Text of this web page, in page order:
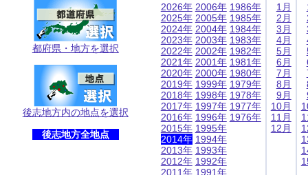
都府県・地方を選択
後志地方内の地点を選択
後志地方全地点
2026年
2025年
2024年
2023年
2022年
2021年
2020年
2019年
2018年
2017年
2016年
2015年
2014年
2013年
2012年
2011年
2006年
2005年
2004年
2003年
2002年
2001年
2000年
1999年
1998年
1997年
1996年
1995年
1994年
1993年
1992年
1991年
1986年
1985年
1984年
1983年
1982年
1981年
1980年
1979年
1978年
1977年
1976年
1月
2月
3月
4月
5月
6月
7月
8月
9月
10月
11月
12月